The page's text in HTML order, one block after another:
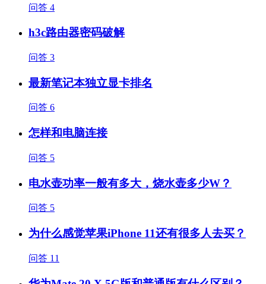
问答 4
h3c路由器密码破解
问答 3
最新笔记本独立显卡排名
问答 6
怎样和电脑连接
问答 5
电水壶功率一般有多大，烧水壶多少W？
问答 5
为什么感觉苹果iPhone 11还有很多人去买？
问答 11